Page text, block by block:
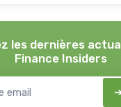
les dernières
Finance Insiders